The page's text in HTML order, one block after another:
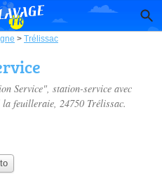
> Trélissac
Service", station-service avec
la feuilleraie, 24750 Trélissac.